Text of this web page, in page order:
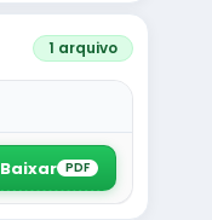
1 arquivo
Baixar PDF